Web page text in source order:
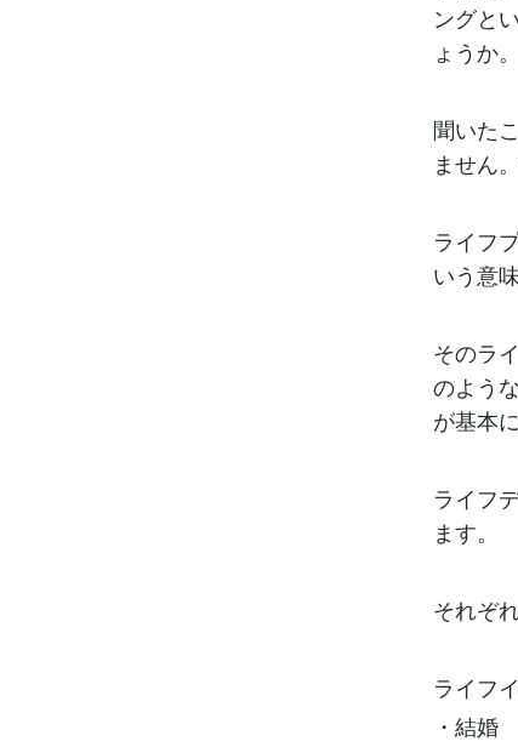
ングと
ょうか。
聞いた
ません
ライフ
いう意
そのラ
のよう
が基本
ライフ
ます。
それぞ
ライフ
・結婚